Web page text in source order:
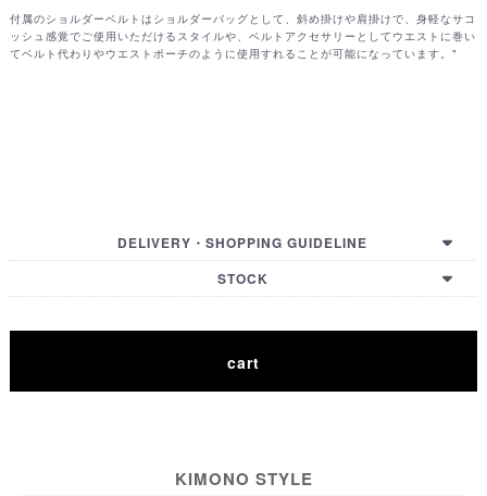
付属のショルダーベルトはショルダーバッグとして、斜め掛けや肩掛けで、身軽なサコ
ッシュ感覚でご使用いただけるスタイルや、ベルトアクセサリーとしてウエストに巻い
てベルト代わりやウエストポーチのように使用すれることが可能になっています。"
DELIVERY・SHOPPING GUIDELINE
【国内配送・お支払い・諸注意】
【国际配送・支付方式・购买须知】
【GUIDELINE (EN)】
【International Shipping Country List】
STOCK
KYOTOcart
KIMONO STYLE